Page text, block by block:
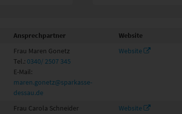
Ansprechpartner Website
Frau Maren Gonetz
Tel.: 0340/ 2507 345
E-Mail:
maren.gonetz@sparkasse-
dessau.de
Website
Frau Carola Schneider
Website